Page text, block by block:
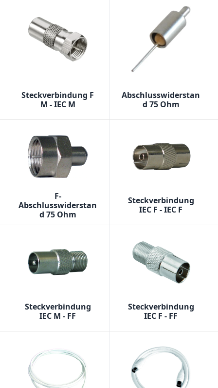
Steckverbindung F
M - IEC M
Abschlusswiderstan
d 75 Ohm
F-
Abschlusswiderstan
d 75 Ohm
Steckverbindung
IEC F - IEC F
Steckverbindung
IEC M - FF
Steckverbindung
IEC F - FF